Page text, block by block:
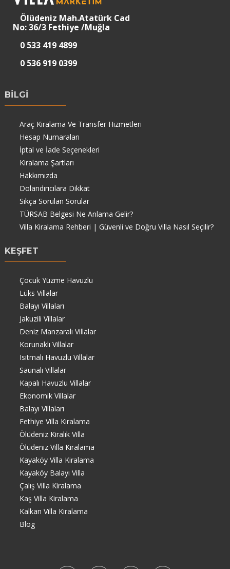
Ölüdeniz Mah.Atatürk Cad
No: 36/3 Fethiye /Muğla
0 533 419 4899
0 536 919 0399
BİLGİ
Araç Kiralama Ve Transfer Hizmetleri
Hesap Numaraları
İptal ve İade Seçenekleri
Kiralama Şartları
Hakkımızda
Dolandırıcılara Dikkat
Sıkça Sorulan Sorular
TÜRSAB Belgesi Ne Anlama Gelir?
Villa Kiralama Rehberi | Güvenli ve Doğru Villa Nasıl Seçilir?
KEŞFET
Çocuk Yüzme Havuzlu
Lüks Villalar
Balayı Villaları
Jakuzili Villalar
Deniz Manzaralı Villalar
Korunaklı Villalar
Isıtmalı Havuzlu Villalar
Saunalı Villalar
Kapalı Havuzlu Villalar
Ekonomik Villalar
Balayı Villaları
Fethiye Villa Kiralama
Ölüdeniz Kiralık Villa
Ölüdeniz Villa Kiralama
Kayaköy Villa Kiralama
Kayaköy Balayı Villa
Çalış Villa Kiralama
Kaş Villa Kiralama
Kalkan Villa Kiralama
Blog